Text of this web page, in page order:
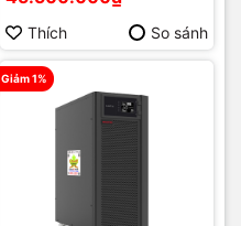
Thích So sánh
Giảm 1%